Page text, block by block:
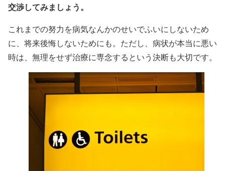
交渉してみましょう。
これまでの努力を病気なんかのせいでふいにしないため
に、将来後悔しないためにも。ただし、病状が本当に悪い
時は、無理をせず治療に専念するという決断も大切です。